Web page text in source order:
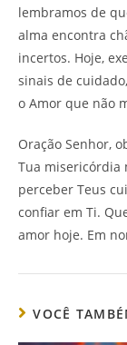
lembramos de
alma encontra
incertos. Hoje,
sinais de
o Amor que não
Oração Senhor,
Tua misericórdia
perceber Teus
confiar em Ti.
amor hoje. Em
VOCÊ